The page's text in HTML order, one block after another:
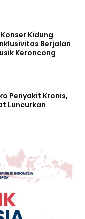
Kidung
Berjalan
Keroncong
Penyakit Kronis,
Luncurkan